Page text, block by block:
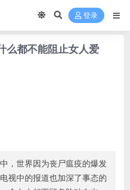
登录
么都不能阻止女人爱
，世界因为丧尸瘟疫的爆发
视中的报道也加深了事态的